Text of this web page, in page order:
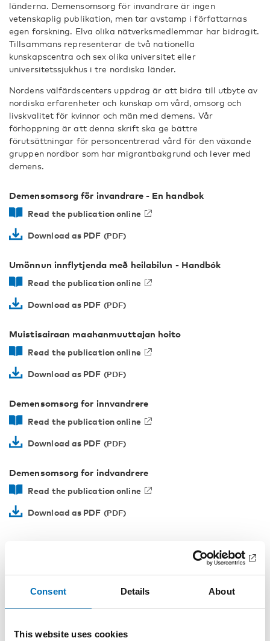
Consent Details About
This website uses cookies
länderna. Demensomsorg för invandrare är ingen
vetenskaplig publikation, men tar avstamp i författarnas
egen forskning. Elva olika nätverksmedlemmar har bidragit.
Tillsammans representerar de två nationella
kunskapscentra och sex olika universitet eller
universitetssjukhus i tre nordiska länder.
Nordens välfärdscenters uppdrag är att bidra till utbyte av
nordiska erfarenheter och kunskap om vård, omsorg och
livskvalitet för kvinnor och män med demens. Vår
förhoppning är att denna skrift ska ge bättre
förutsättningar för personcentrerad vård för den växande
gruppen nordbor som har migrantbakgrund och lever med
demens.
Demensomsorg för invandrare - En handbok
Read the publication online
Download as PDF
Umönnun innflytjenda með heilabilun - Handbók
Read the publication online
Download as PDF
Muistisairaan maahanmuuttajan hoito
Read the publication online
Download as PDF
Demensomsorg for innvandrere
Read the publication online
Download as PDF
Demensomsorg for indvandrere
Read the publication online
Download as PDF